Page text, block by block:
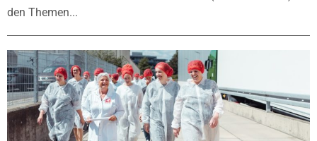
den Themen...